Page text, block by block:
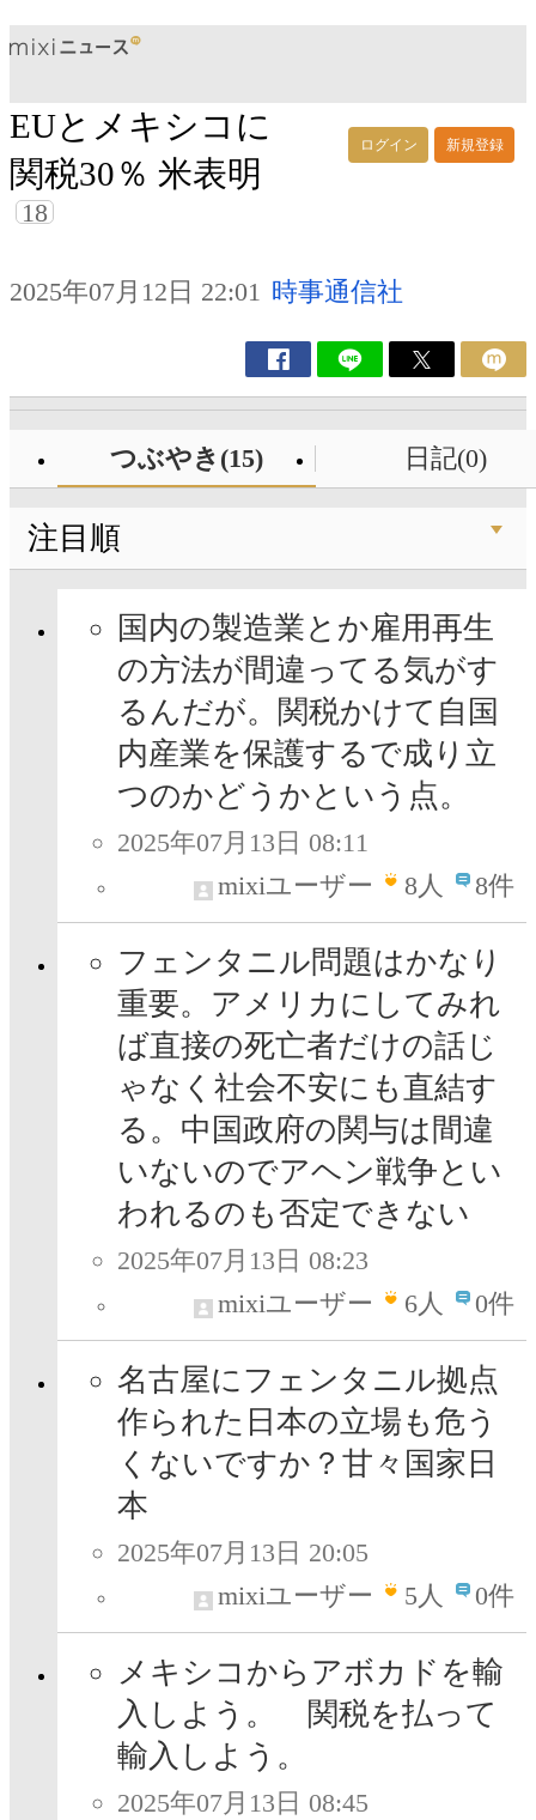
ログイン 新規登録
EUとメキシコに
関税30％ 米表明
18
2025年07月12日 22:01 時事通信社
つぶやき(15) 日記(0)
注目順
国内の製造業とか雇用再生
の方法が間違ってる気がす
るんだが。関税かけて自国
内産業を保護するで成り立
つのかどうかという点。
2025年07月13日 08:11
mixiユーザー
8人 8件
フェンタニル問題はかなり
重要。アメリカにしてみれ
ば直接の死亡者だけの話じ
ゃなく社会不安にも直結す
る。中国政府の関与は間違
いないのでアヘン戦争とい
われるのも否定できない
2025年07月13日 08:23
mixiユーザー
6人 0件
名古屋にフェンタニル拠点
作られた日本の立場も危う
くないですか？甘々国家日
本
2025年07月13日 20:05
mixiユーザー
5人 0件
メキシコからアボカドを輸
入しよう。 関税を払って
輸入しよう。
2025年07月13日 08:45